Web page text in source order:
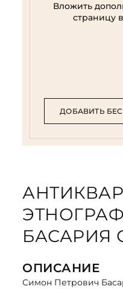
Вложить
страницу
ДОБАВИТЬ
БАСАРИЯ
ОПИСАНИЕ
Симон Петрович